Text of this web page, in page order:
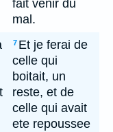
fait venir du
mal.
7 Et je ferai de
celle qui
boitait, un
reste, et de
celle qui avait
ete repoussee